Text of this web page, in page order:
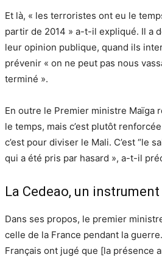
Et là, « les terroristes ont eu le
partir de 2014 » a-t-il expliqué. Il a
leur opinion publique, quand ils
prévenir « on ne peut pas nous
terminé ».
En outre le Premier ministre Maïga
le temps, mais c’est plutôt
c’est pour diviser le Mali. C’est “le
qui a été pris par hasard », a-t-il
La Cedeao, un
Dans ses propos, le premier
celle de la France pendant la
Français ont jugé que [la présence